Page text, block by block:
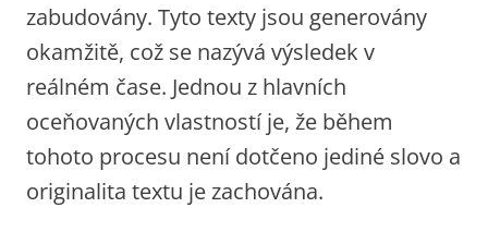
zabudovány. Tyto texty jsou generovány
okamžitě, což se nazývá výsledek v
reálném čase. Jednou z hlavních
oceňovaných vlastností je, že během
tohoto procesu není dotčeno jediné slovo a
originalita textu je zachována.